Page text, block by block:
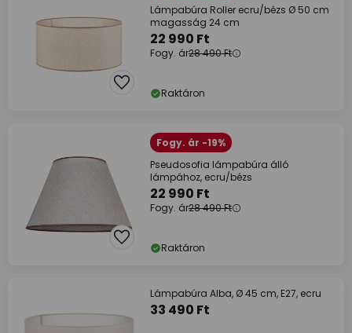
Lámpabúra Roller ecru/bézs Ø 50 cm
magasság 24 cm
22 990 Ft
Fogy. ár28 490 Ft
Raktáron
Fogy. ár -19%
Pseudosofia lámpabúra álló
lámpához, ecru/bézs
22 990 Ft
Fogy. ár28 490 Ft
Raktáron
Lámpabúra Alba, Ø 45 cm, E27, ecru
33 490 Ft